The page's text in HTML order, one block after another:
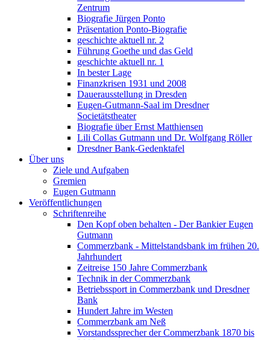
Zentrum
Biografie Jürgen Ponto
Präsentation Ponto-Biografie
geschichte aktuell nr. 2
Führung Goethe und das Geld
geschichte aktuell nr. 1
In bester Lage
Finanzkrisen 1931 und 2008
Dauerausstellung in Dresden
Eugen-Gutmann-Saal im Dresdner
Societätstheater
Biografie über Ernst Matthiensen
Lili Collas Gutmann und Dr. Wolfgang Röller
Dresdner Bank-Gedenktafel
Über uns
Ziele und Aufgaben
Gremien
Eugen Gutmann
Veröffentlichungen
Schriftenreihe
Den Kopf oben behalten - Der Bankier Eugen
Gutmann
Commerzbank - Mittelstandsbank im frühen 20.
Jahrhundert
Zeitreise 150 Jahre Commerzbank
Technik in der Commerzbank
Betriebssport in Commerzbank und Dresdner
Bank
Hundert Jahre im Westen
Commerzbank am Neß
Vorstandssprecher der Commerzbank 1870 bis